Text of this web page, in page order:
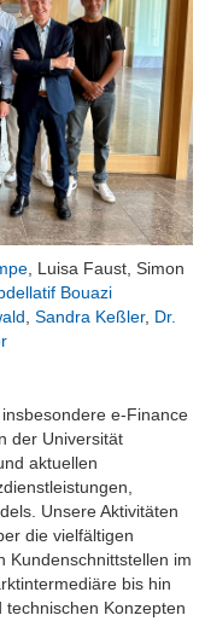
, Luisa Faust, Simon
Bouazi
Sandra Keßler, Dr.
e-Finance
der Universität
aktuellen
Unsere Aktivitäten
die vielfältigen
Kundenschnittstellen im
bis hin
Konzepten